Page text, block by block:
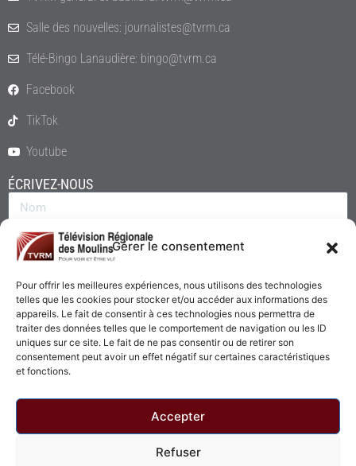
Gérer le consentement
Pour offrir les meilleures expériences, nous utilisons des technologies
telles que les cookies pour stocker et/ou accéder aux informations des
appareils. Le fait de consentir à ces technologies nous permettra de
traiter des données telles que le comportement de navigation ou les ID
uniques sur ce site. Le fait de ne pas consentir ou de retirer son
consentement peut avoir un effet négatif sur certaines caractéristiques
et fonctions.
Accepter
Refuser
Salle des nouvelles: journalistes@tvrm.ca
Télé-Bingo Lanaudière: bingo@tvrm.ca
Facebook
TikTok
Youtube
ÉCRIVEZ-NOUS